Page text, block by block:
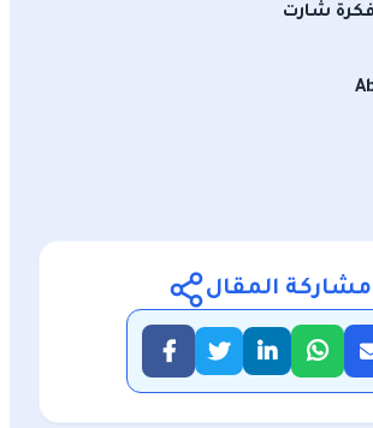
شارت
مشاركة المقال